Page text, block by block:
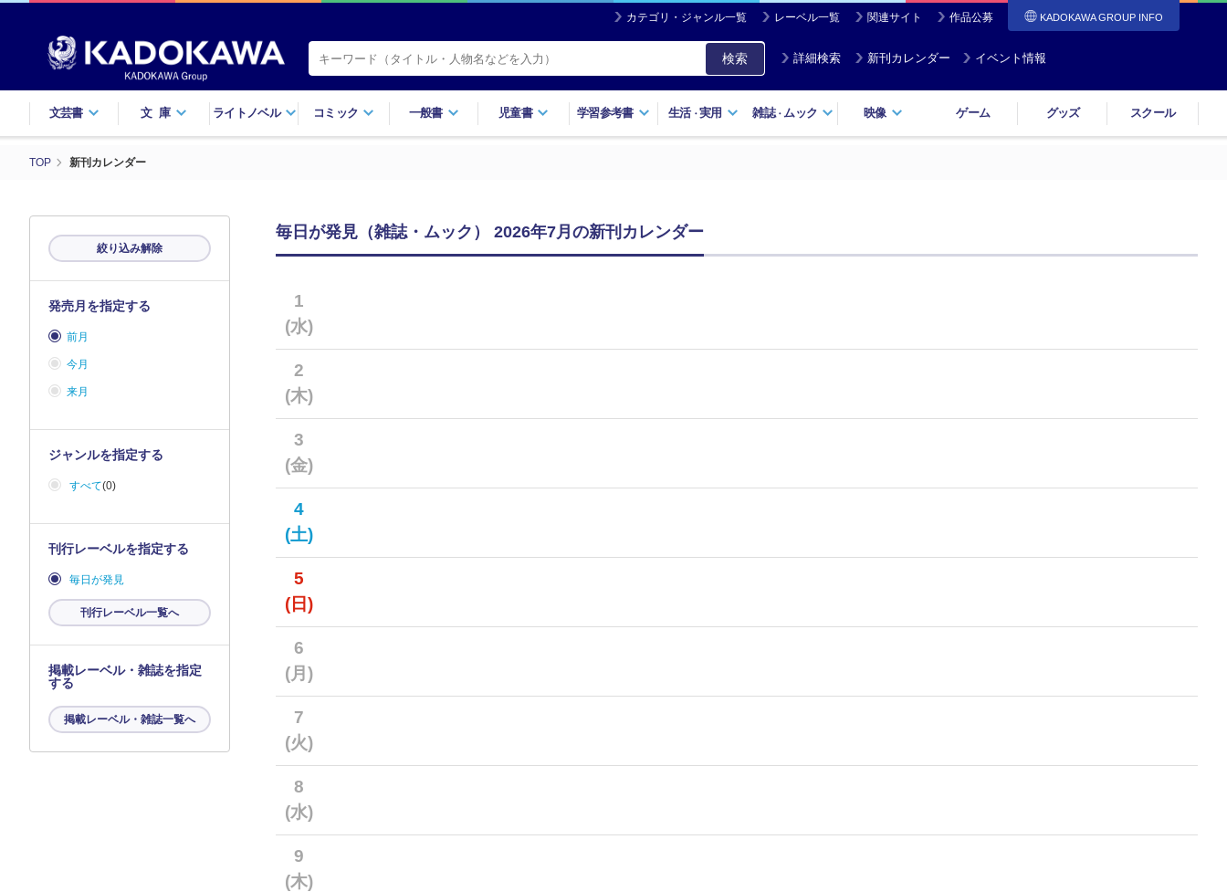
カテゴリ・ジャンル一覧 レーベル一覧 関連サイト 作品公募 KADOKAWA GROUP INFO
検索 詳細検索 新刊カレンダー イベント情報
文芸書 文庫 ライトノベル コミック 一般書 児童書 学習参考書 生活・実用 雑誌・ ムック 映像 ゲーム グッズ スクール
TOP 新刊カレンダー
毎日が発見（雑誌・ムック） 2026年7月の新刊カレンダー
1
(水)
2
(木)
3
(金)
4
(土)
5
(日)
6
(月)
7
(火)
8
(水)
9
(木)
絞り込み解除
発売月を指定する
前月
今月
来月
ジャンルを指定する
すべて(0)
刊行レーベルを指定する
毎日が発見
刊行レーベル一覧へ
掲載レーベル・雑誌を指定
する
掲載レーベル・雑誌一覧へ